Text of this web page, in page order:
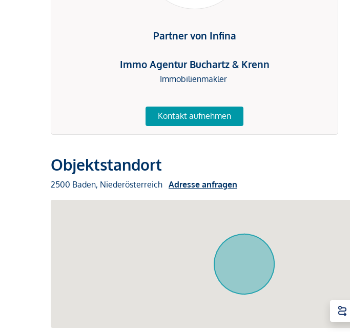
Partner von Infina
Immo Agentur Buchartz & Krenn
Immobilienmakler
Kontakt aufnehmen
Objektstandort
2500 Baden, Niederösterreich Adresse anfragen